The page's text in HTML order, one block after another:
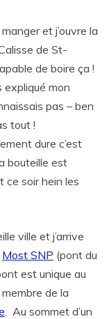
et j’ouvre la
de St-
de boire ça !
expliqué mon
pas – ben
tout !
dure c’est
bouteille est
ce soir hein les
ville et j’arrive
Most SNP (pont du
est unique au
de la
. Au sommet d’un